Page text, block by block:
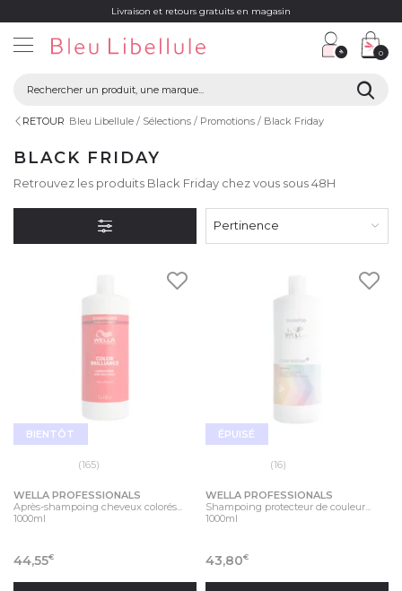
Livraison et retours gratuits en magasin
0
RETOUR Bleu Libellule Sélections Promotions Black Friday
BLACK FRIDAY
Retrouvez les produits Black Friday chez vous sous 48H
Pertinence
BIENTÔT
(165)
WELLA PROFESSIONALS
Après-shampoing cheveux colorés...
1000ml
44,55€
ÉPUISÉ
(16)
WELLA PROFESSIONALS
Shampoing protecteur de couleur...
1000ml
43,80€